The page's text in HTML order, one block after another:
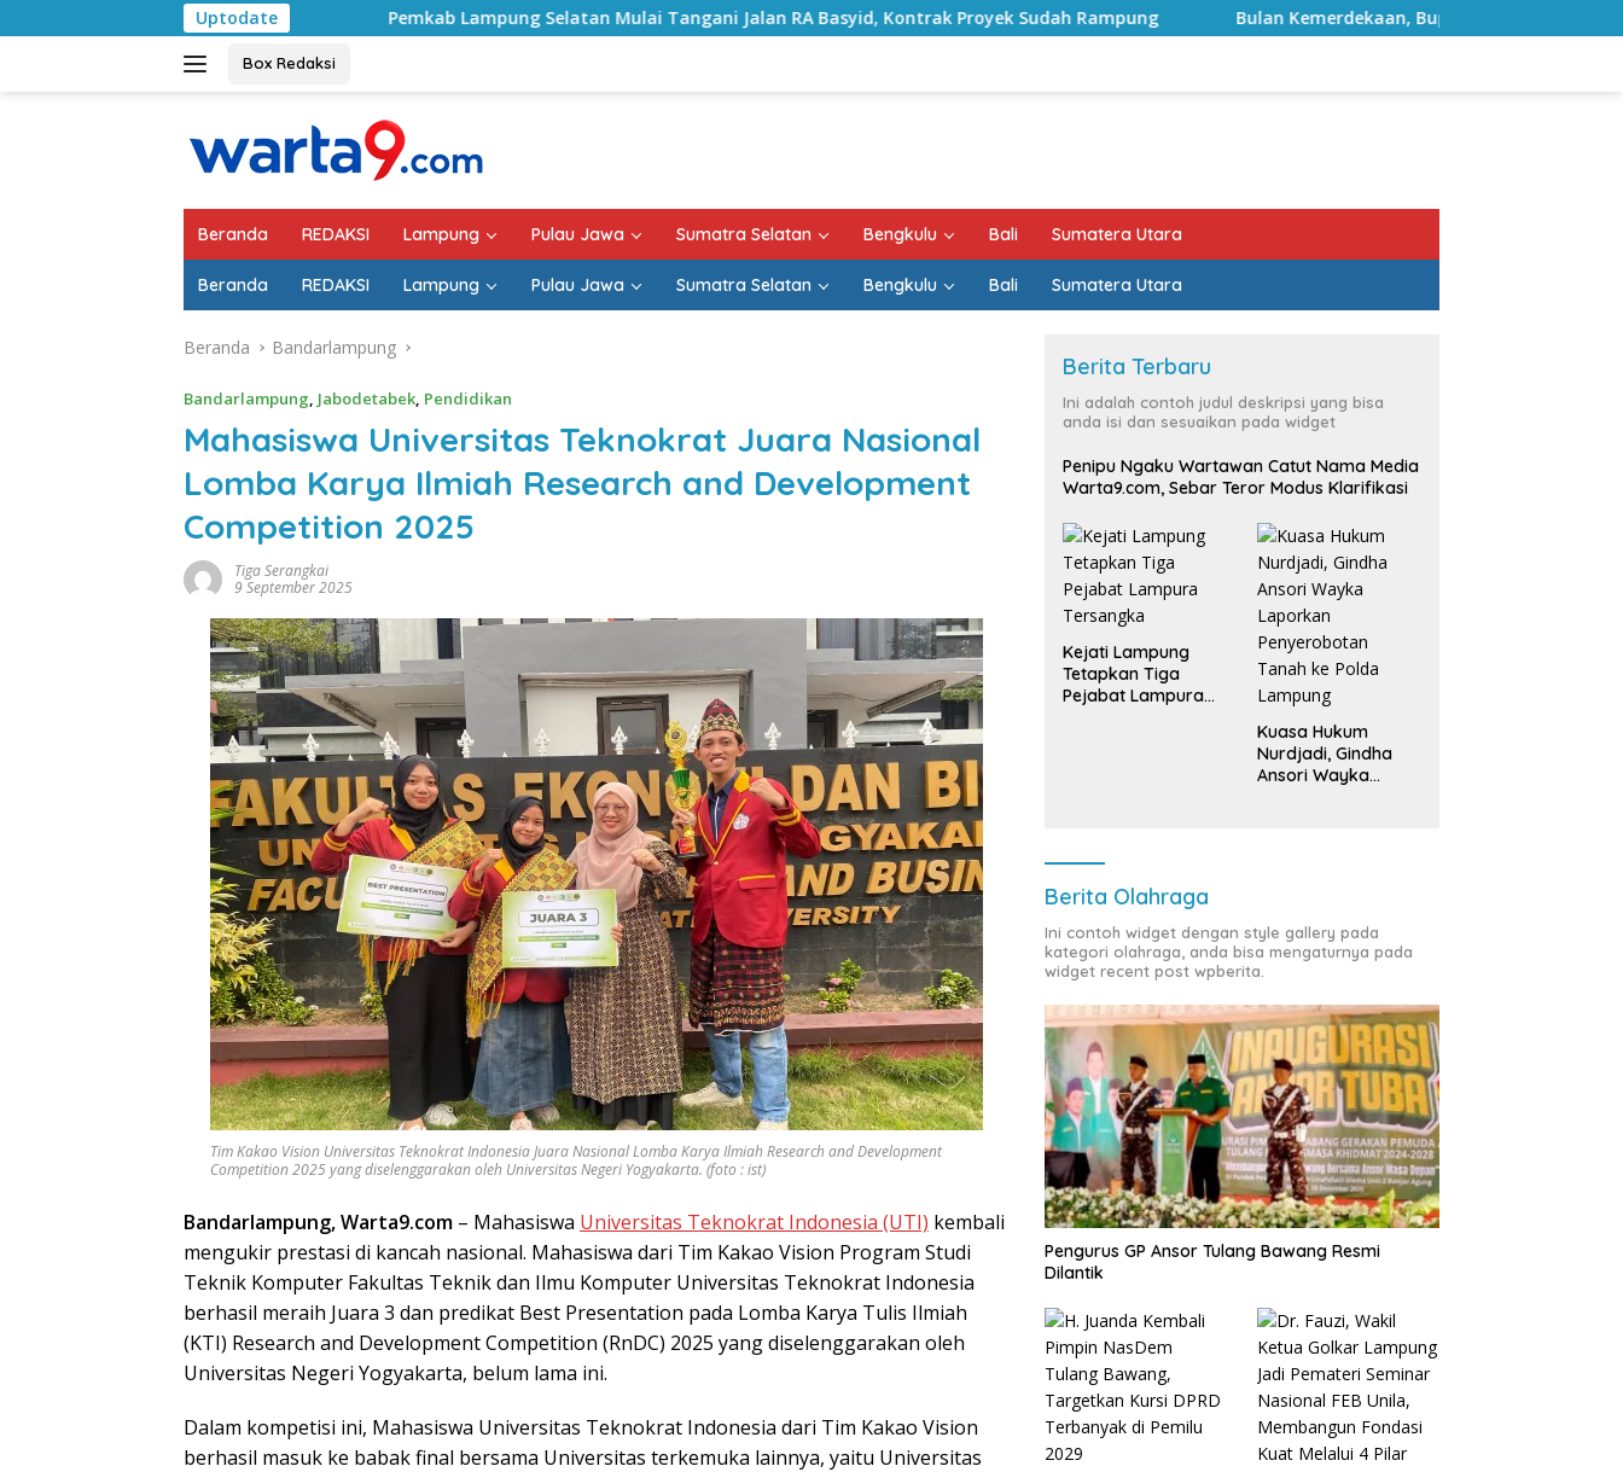
ke
Uptodate
Pemkab Lampung Selatan Mulai Tangani Jalan RA Basyid, Kontrak Proyek Sudah Rampung Bulan Kemerdekaan, Bupati Lampung Selatan Ajak ASN
Box Redaksi
Beranda REDAKSI Lampung Pulau Jawa Sumatra Selatan Bengkulu Bali Sumatera Utara
Beranda REDAKSI Lampung Pulau Jawa Sumatra Selatan Bengkulu Bali Sumatera Utara
Beranda Bandarlampung
Bandarlampung, Jabodetabek, Pendidikan
Mahasiswa Universitas Teknokrat Juara Nasional
Lomba Karya Ilmiah Research and Development
Competition 2025
Tiga Serangkai
9 September 2025
Tim Kakao Vision Universitas Teknokrat Indonesia Juara Nasional Lomba Karya Ilmiah Research and Development
Competition 2025 yang diselenggarakan oleh Universitas Negeri Yogyakarta. (foto : ist)
Bandarlampung, Warta9.com – Mahasiswa Universitas Teknokrat Indonesia (UTI) kembali
mengukir prestasi di kancah nasional. Mahasiswa dari Tim Kakao Vision Program Studi
Teknik Komputer Fakultas Teknik dan Ilmu Komputer Universitas Teknokrat Indonesia
berhasil meraih Juara 3 dan predikat Best Presentation pada Lomba Karya Tulis Ilmiah
(KTI) Research and Development Competition (RnDC) 2025 yang diselenggarakan oleh
Universitas Negeri Yogyakarta, belum lama ini.
Dalam kompetisi ini, Mahasiswa Universitas Teknokrat Indonesia dari Tim Kakao Vision
berhasil masuk ke babak final bersama Universitas terkemuka lainnya, yaitu Universitas
Berita Terbaru
Ini adalah contoh judul deskripsi yang bisa
anda isi dan sesuaikan pada widget
Penipu Ngaku Wartawan Catut Nama Media
Warta9.com, Sebar Teror Modus Klarifikasi
Kejati Lampung
Tetapkan Tiga
Pejabat Lampura
Kuasa Hukum
Nurdjadi, Gindha
Ansori Wayka
Berita Olahraga
Ini contoh widget dengan style gallery pada
kategori olahraga, anda bisa mengaturnya pada
widget recent post wpberita.
Pengurus GP Ansor Tulang Bawang Resmi
Dilantik